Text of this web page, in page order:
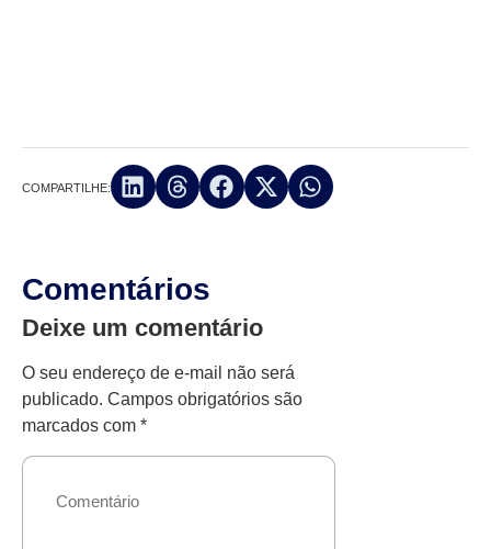
COMPARTILHE:
Comentários
Deixe um comentário
O seu endereço de e-mail não será
publicado. Campos obrigatórios são
marcados com *